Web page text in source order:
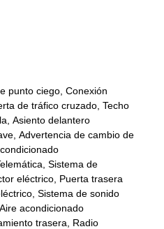
punto ciego, Conexión
de tráfico cruzado, Techo
Asiento delantero
Advertencia de cambio de
Sistema de
eléctrico, Puerta trasera
Sistema de sonido
acondicionado
trasera, Radio